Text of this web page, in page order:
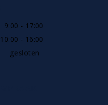
9:00 - 17:00
10:00 - 16:00
gesloten